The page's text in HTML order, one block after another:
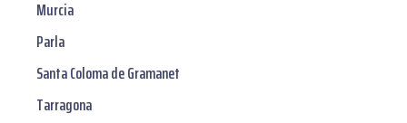
Murcia
Parla
Santa Coloma de Gramanet
Tarragona